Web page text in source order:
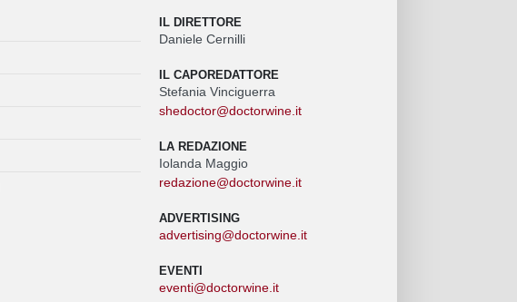
IL DIRETTORE
Daniele Cernilli
IL CAPOREDATTORE
Stefania Vinciguerra
shedoctor@doctorwine.it
LA REDAZIONE
Iolanda Maggio
redazione@doctorwine.it
ADVERTISING
advertising@doctorwine.it
EVENTI
eventi@doctorwine.it